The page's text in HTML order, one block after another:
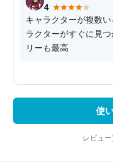
4
キャラクターが複数
ラクターがすぐに見
リーも最高
使
レビュ